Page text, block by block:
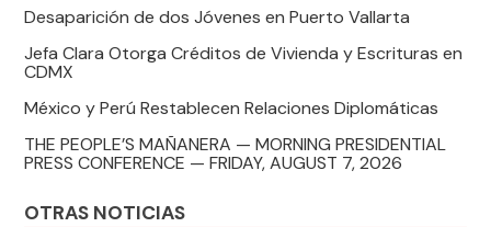
Desaparición de dos Jóvenes en Puerto Vallarta
Jefa Clara Otorga Créditos de Vivienda y Escrituras en
CDMX
México y Perú Restablecen Relaciones Diplomáticas
THE PEOPLE’S MAÑANERA — MORNING PRESIDENTIAL
PRESS CONFERENCE — FRIDAY, AUGUST 7, 2026
OTRAS NOTICIAS